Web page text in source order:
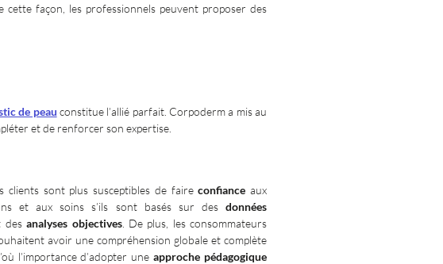
cette façon, les professionnels peuvent proposer des
de peau constitue l’allié parfait. Corpoderm a mis au
et de renforcer son expertise.
clients sont plus susceptibles de faireconfiance aux
et aux soins s’ils sont basés sur des données
desanalyses objectives. De plus, les consommateurs
avoir une compréhension globale et complète
l’importance d’adopter uneapproche pédagogique